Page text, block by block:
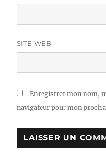
SITE WEB
Enregistrer mon nom,
navigateur pour mon